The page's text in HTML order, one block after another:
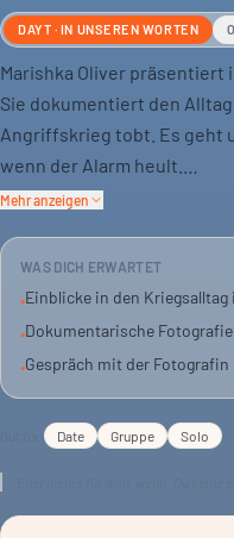
DAYT · IN UNSEREN WORTEN
Marishka Oliver präsentiert
Sie dokumentiert den
Angriffskrieg tobt. Es geht
wenn der Alarm heult.
auf die Räume auswirkt und
bewohnen. Es ist ein
moderiert das Gespräch
Mehr anzeigen
WAS DICH ERWARTET
•Einblicke in den Kriegsalltag
•Dokumentarische Fotografie
•Gespräch mit der Fotografin
Date Gruppe Solo